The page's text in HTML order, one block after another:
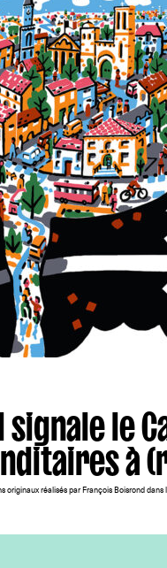
le
à
originaux réalisés par François Boisrond